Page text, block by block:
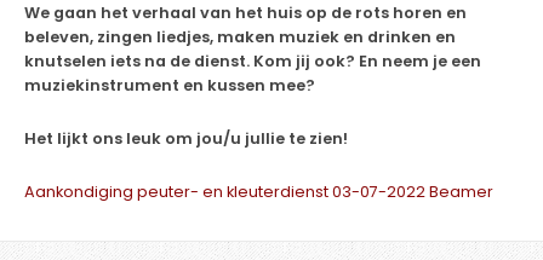
We gaan het verhaal van het huis op de rots horen en
beleven, zingen liedjes, maken muziek en drinken en
knutselen iets na de dienst. Kom jij ook? En neem je een
muziekinstrument en kussen mee?
Het lijkt ons leuk om jou/u jullie te zien!
Aankondiging peuter- en kleuterdienst 03-07-2022 Beamer